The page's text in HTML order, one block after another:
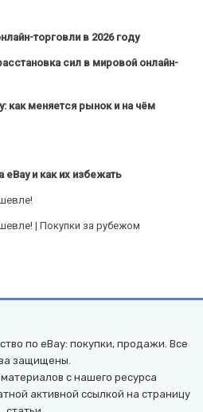
торговли в 2026 году
сил в мировой онлайн-
как меняется рынок и на чём
и как их избежать
| Покупки за рубежом
по eBay: покупки, продажи. Все
защищены.
с нашего ресурса
активной ссылкой на страницу